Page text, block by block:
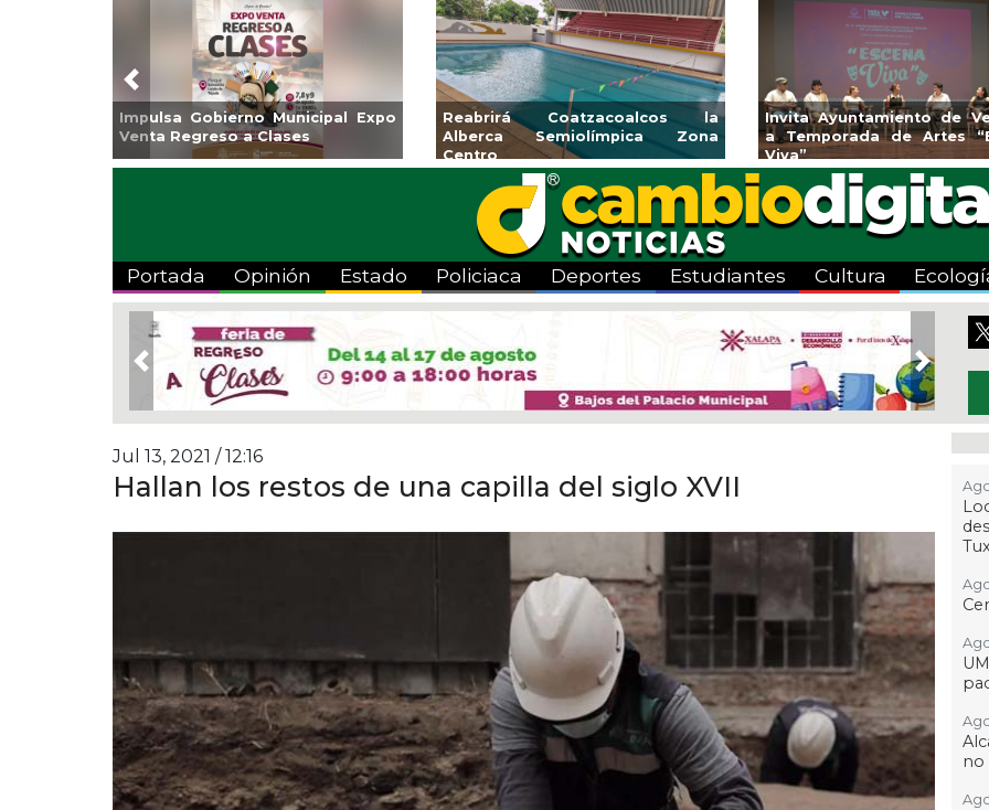
de Veracruz
de Artes “Escena
Aplicará CMAS el Programa de
Tandeo durante agosto
Guarniciones y banquetas para la
colonia El Mango en Pánuco
exponen
Bicentenario
Previous
Portada Opinión Estado Policiaca Deportes Estudiantes Cultura
Previous Next
Jul 13, 2021 / 12:16
Hallan los restos de una capilla del siglo XVII
no